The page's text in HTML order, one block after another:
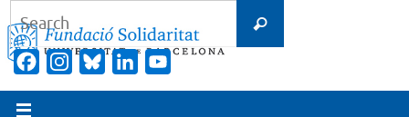
to
content
Search
FacebookInstagramBlueskyLinkedIn
Channel